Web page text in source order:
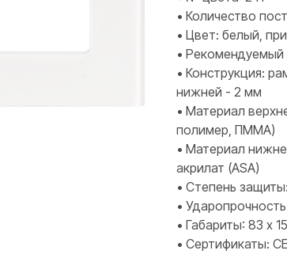
• Количество
• Цвет: белый,
• Рекомендуемый
• Конструкция:
нижней - 2 мм
• Материал
полимер, ПММА)
• Материал
акрилат (ASA)
• Степень
•
• Габариты: 83 х
• Сертификаты: